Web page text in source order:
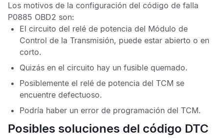
Los motivos de la configuración del código de falla
P0885 OBD2 son:
El circuito del relé de potencia del Módulo de
Control de la Transmisión, puede estar abierto o en
corto.
Quizás en el circuito hay un fusible quemado.
Posiblemente el relé de potencia del TCM se
encuentre defectuoso.
Podría haber un error de programación del TCM.
Posibles soluciones del código DTC